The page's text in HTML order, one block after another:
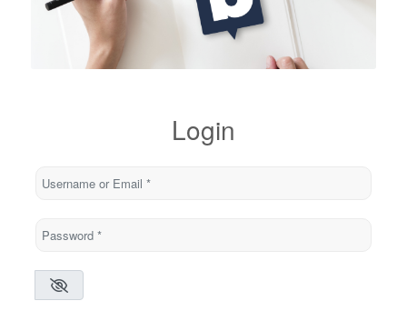
Login
Username or Email
Password*